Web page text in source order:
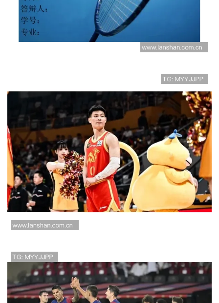
伤预防及前沿技术应用研究
篮球场内小动作成焦点 球员不经意
举动引发热议